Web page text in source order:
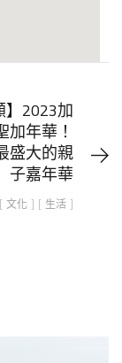
】2023加
加年華！
盛大的親
子嘉年華
文化 ] [ 生活 ]